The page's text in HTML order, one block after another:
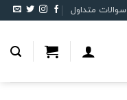
سوالات متداول